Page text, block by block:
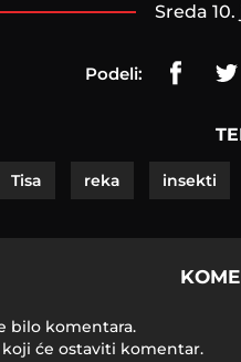
sreda
Podeli:
Tisa reka insekti
bilo komentara.
će ostaviti komentar.